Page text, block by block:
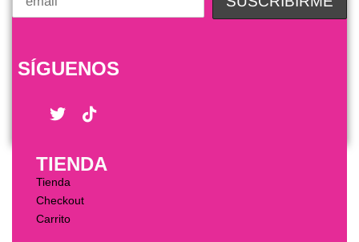
SÍGUENOS
TIENDA
Tienda
Checkout
Carrito